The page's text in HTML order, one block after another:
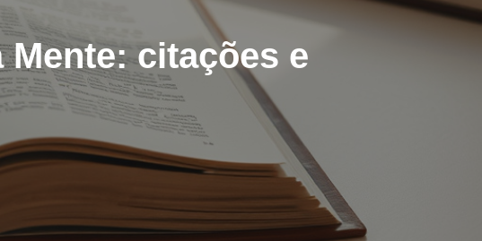
citações e